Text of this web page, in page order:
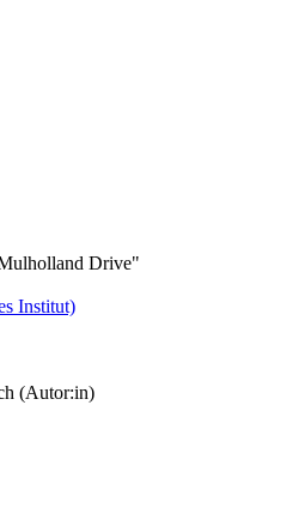
Drive"
Institut)
(Autor:in)